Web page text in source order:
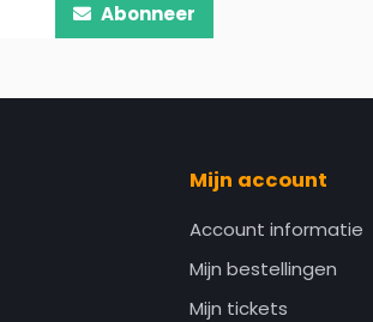
Abonneer
Mijn account
Account informatie
Mijn bestellingen
Mijn tickets